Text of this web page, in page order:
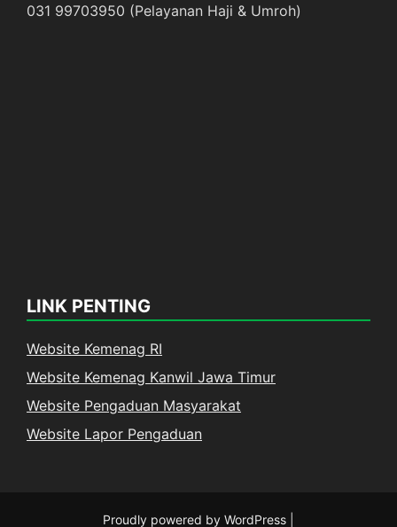
031 99703950 (Pelayanan Haji & Umroh)
LINK PENTING
Website Kemenag RI
Website Kemenag Kanwil Jawa Timur
Website Pengaduan Masyarakat
Website Lapor Pengaduan
Proudly powered by WordPress